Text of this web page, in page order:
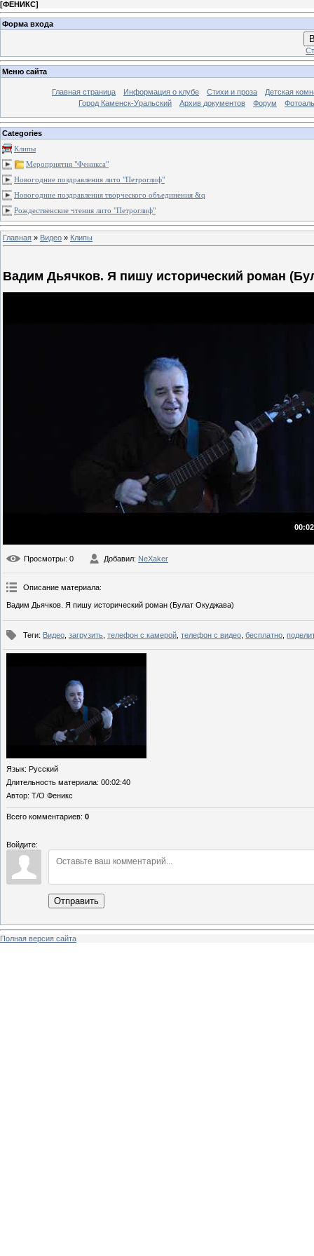
[ФЕНИКС]
Форма входа
Меню сайта
Главная страница Информация о клубе Стихи и проза
Детская
Город Каменск-Уральский
Архив документов Форум
Categories
Клипы
Мероприятия "Феникса"
Новогодние поздравления лито "Петроглиф"
Новогодние поздравления творческого объединения &q
Рождественские чтения лито "Петроглиф"
Главная » Видео » Клипы
Вадим Дьячков. Я пишу исторический роман
Просмотры: 0 Добавил: NeXaker
Описание материала:
Вадим Дьячков. Я пишу исторический роман (Булат Окуджава)
Теги: Видео загрузить телефон с камерой телефон с видео бесплатно
Язык: Русский
Длительность материала: 00:02:40
Автор: Т/О Феникс
Всего комментариев: 0
Войдите:
Отправить
Полная версия сайта